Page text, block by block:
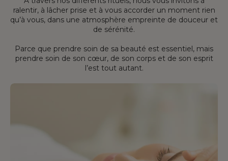
ralentir, à lâcher prise et à vous accorder un moment rien
qu’à vous, dans une atmosphère empreinte de douceur et
de sérénité.
Parce que prendre soin de sa beauté est essentiel, mais
prendre soin de son cœur, de son corps et de son esprit
l’est tout autant.